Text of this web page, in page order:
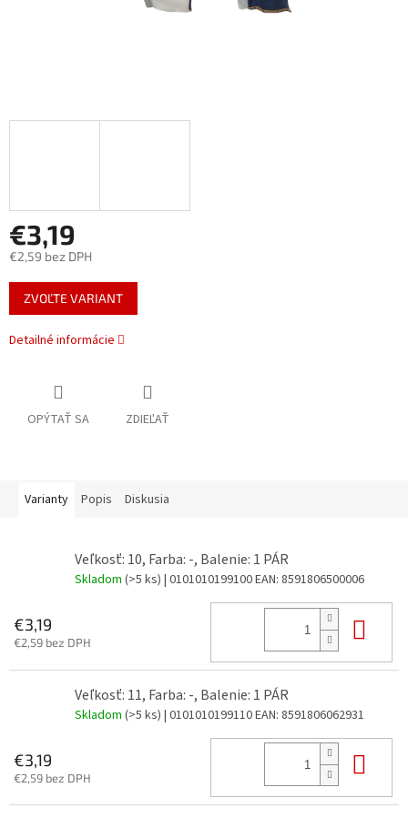
€3,19
€2,59 bez DPH
Jednotková
cena:
ZVOĽTE VARIANT
Detailné informácie
OPÝTAŤ SA ZDIEĽAŤ
Varianty Popis Diskusia
Veľkosť: 10, Farba: -, Balenie: 1 PÁR
Skladom (>5 ks) | 0101010199100EAN: 8591806500006
€3,19
€2,59 bez DPH
Veľkosť: 11, Farba: -, Balenie: 1 PÁR
Skladom (>5 ks) | 0101010199110EAN: 8591806062931
€3,19
€2,59 bez DPH